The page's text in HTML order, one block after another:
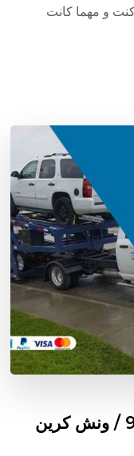
و مهما كانت
رقم ونش الضجيج / 99009551‬ / ونش كرين